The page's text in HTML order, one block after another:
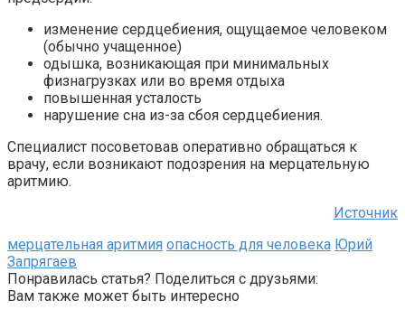
изменение сердцебиения, ощущаемое человеком
(обычно учащенное)
одышка, возникающая при минимальных
физнагрузках или во время отдыха
повышенная усталость
нарушение сна из-за сбоя сердцебиения.
Специалист посоветовав оперативно обращаться к
врачу, если возникают подозрения на мерцательную
аритмию.
Источник
мерцательная аритмия опасность для человека Юрий
Запрягаев
Понравилась статья? Поделиться с друзьями:
Вам также может быть интересно